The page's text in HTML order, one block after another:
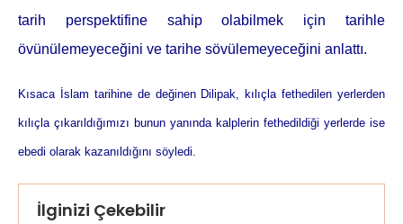
tarih perspektifine sahip olabilmek için tarihle
övünülemeyeceğini ve tarihe sövülemeyeceğini anlattı.
Kısaca İslam tarihine de değinen Dilipak, kılıçla fethedilen yerlerden
kılıçla çıkarıldığımızı bunun yanında kalplerin fethedildiği yerlerde ise
ebedi olarak kazanıldığını söyledi.
İlginizi Çekebilir